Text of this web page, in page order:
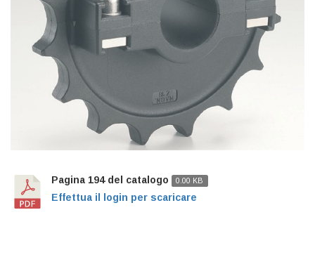
Pagina 194 del catalogo 0.00 KB
Effettua il login per scaricare